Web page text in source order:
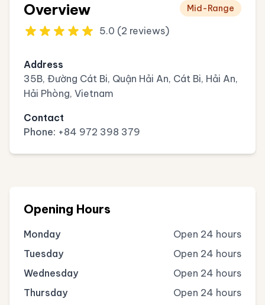
Overview
5.0 (2 reviews)
Mid-Range
Address
35B, Đường Cát Bi, Quận Hải An, Cát Bi, Hải An,
Hải Phòng, Vietnam
Contact
Phone: +84 972 398 379
Opening Hours
Monday
Open 24 hours
Tuesday
Open 24 hours
Wednesday
Open 24 hours
Thursday
Open 24 hours